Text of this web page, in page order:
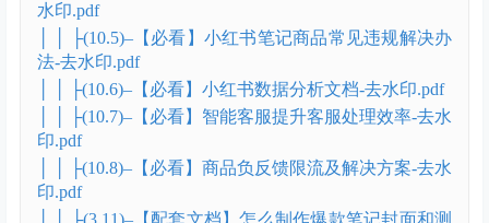
水印.pdf
│ │ ├(10.5)–【必看】小红书笔记商品常见违规解决办
法-去水印.pdf
│ │ ├(10.6)–【必看】小红书数据分析文档-去水印.pdf
│ │ ├(10.7)–【必看】智能客服提升客服处理效率-去水
印.pdf
│ │ ├(10.8)–【必看】商品负反馈限流及解决方案-去水
印.pdf